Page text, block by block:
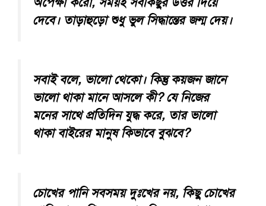
দেবে। তাড়াহুড়ো শুধু ভুল সিদ্ধান্তের জন্ম দেয়।
সবাই বলে, ভালো থেকো। কিন্তু কয়জন জানে
ভালো থাকা মানে আসলে কী? যে নিজের
মনের সাথে প্রতিদিন যুদ্ধ করে, তার ভালো
থাকা বাইরের মানুষ কিভাবে বুঝবে?
চোখের পানি সবসময় দুঃখের নয়, কিছু চোখের